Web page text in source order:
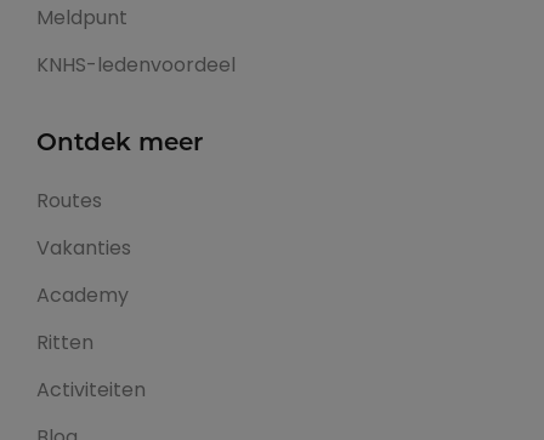
Meldpunt
KNHS-ledenvoordeel
Ontdek meer
Routes
Vakanties
Academy
Ritten
Activiteiten